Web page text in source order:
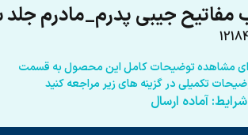
مفاتیح جیبی پدرم_مادرم
مشاهده توضیحات کامل این محصول به قسمت
تکمیلی در گزینه های زیر مراجعه کنید
شرایط: آماده ارسال